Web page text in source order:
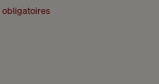
obligatoires